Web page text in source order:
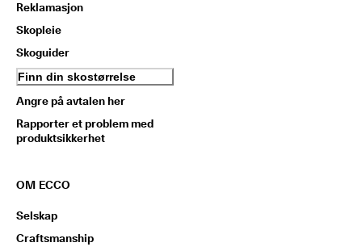
Reklamasjon
Skopleie
Skoguider
Finn din skostørrelse
Angre på avtalen her
Rapporter et problem med
produktsikkerhet
OM ECCO
Selskap
Craftsmanship